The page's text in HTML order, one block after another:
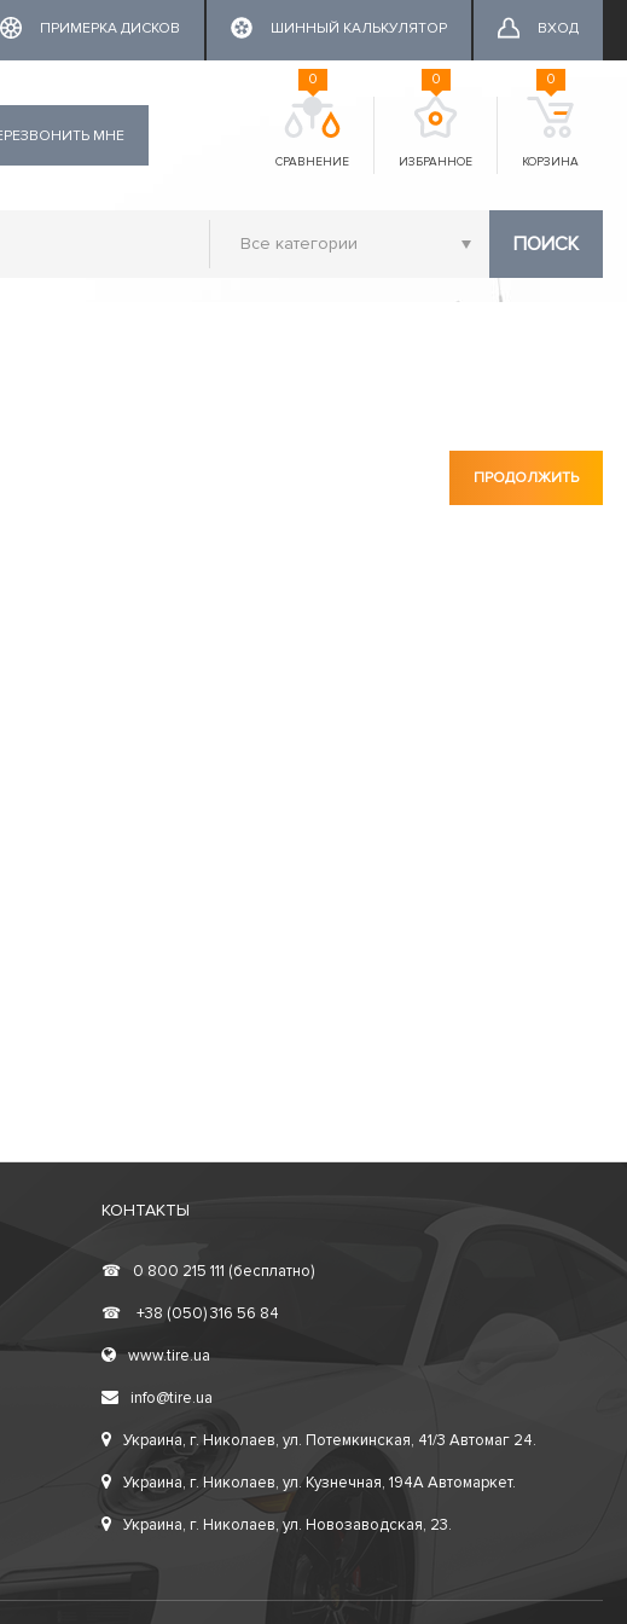
ПРИМЕРКА ДИСКОВ ШИННЫЙ КАЛЬКУЛЯТОР ВХОД
МНЕ
СРАВНЕНИЕ
0
ИЗБРАННОЕ
0
КОРЗИНА
0
ПОИСК
ПРОДОЛЖИТЬ
КОНТАКТЫ
☎ 0 800 215 111 (бесплатно)
☎ +38 (050) 316 56 84
www.tire.ua
info@tire.ua
Украина, г. Николаев, ул. Потемкинская, 41/3 Автомаг 24.
Украина, г. Николаев, ул. Кузнечная, 194А Автомаркет.
Украина, г. Николаев, ул. Новозаводская, 23.